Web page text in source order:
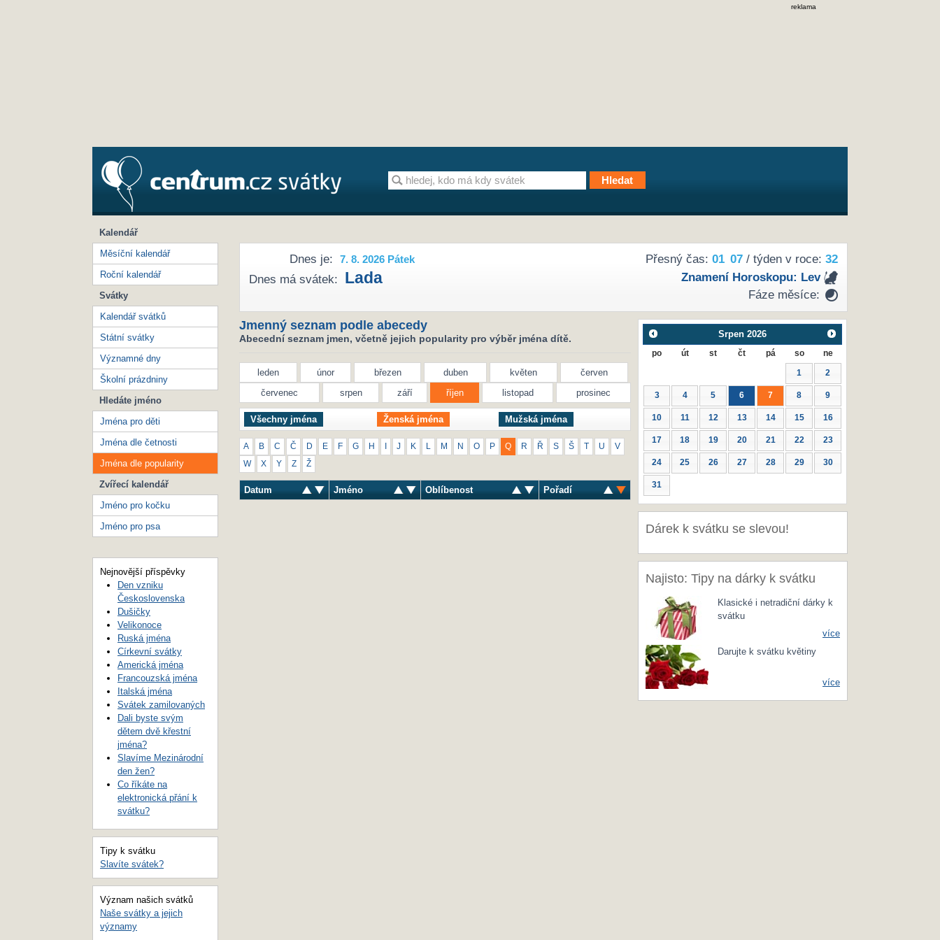
reklama
Přesný čas: 01 07/ týden v roce: 32
Znamení Horoskopu: Lev
Fáze měsíce:
Dnes je: 7. 8. 2026 Pátek
Dnes má svátek: Lada
Jmenný seznam podle abecedy
Abecední seznam jmen, včetně jejich popularity pro výběr jména dítě.
leden únor březen duben květen
červen
červenec
srpen září říjen listopad prosinec
Všechny jména Ženská jména Mužská jména
A B C Č D E F G H J K M N O P Q R Ř S Š U V
W X Y Z Ž
Datum Jméno Oblíbenost Pořadí
Srpen 2026
po út st čt pá so ne
1 2
3 4 5 6 7 8 9
10 11 12 13 14 15 16
17 18 19 20 21 22 23
24 25 26 27 28 29 30
31
Dárek k svátku se slevou!
Najisto: Tipy na dárky k svátku
Klasické i netradiční dárky k
svátku
více
Darujte k svátku květiny
více
Kalendář
Měsíční kalendář
Roční kalendář
Svátky
Kalendář svátků
Státní svátky
Významné dny
Školní prázdniny
Hledáte jméno
Jména pro děti
Jména dle četnosti
Jména dle popularity
Zvířecí kalendář
Jméno pro kočku
Jméno pro psa
Nejnovější příspěvky
Den vzniku
Československa
Dušičky
Velikonoce
Ruská jména
Církevní svátky
Americká jména
Francouzská jména
Italská jména
Svátek zamilovaných
Dali byste svým
dětem dvě křestní
jména?
Slavíme Mezinárodní
den žen?
Co říkáte na
elektronická přání k
svátku?
Tipy k svátku
Slavíte svátek?
Význam našich svátků
Naše svátky a jejich
významy